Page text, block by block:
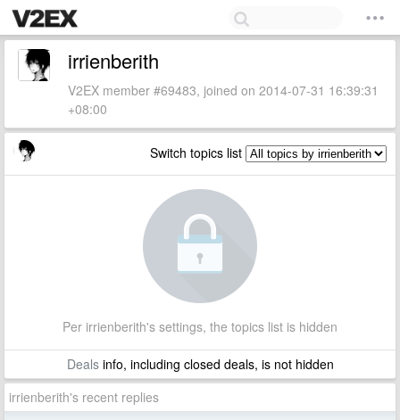
irrienberith
V2EX member #69483, joined on 2014-07-31 16:39:31
+08:00
Switch topics list
Per irrienberith's settings, the topics list is hidden
Dealsinfo, including closed deals, is not hidden
irrienberith's recent replies